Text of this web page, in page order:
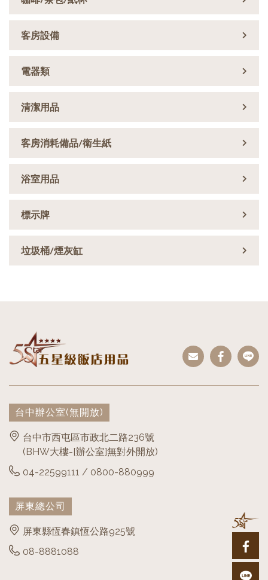
客房設備
電器類
清潔用品
客房消耗備品/衛生紙
浴室用品
標示牌
垃圾桶/煙灰缸
台中辦公室(無開放)
台中市西屯區市政北二路236號
(BHW大樓-[辦公室]無對外開放)
04-22599111 / 0800-880999
屏東總公司
屏東縣恆春鎮恆公路925號
08-8881088